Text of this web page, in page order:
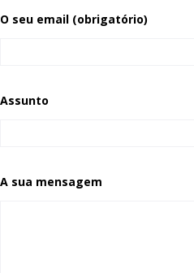
O seu email (obrigatório)
Assunto
A sua mensagem